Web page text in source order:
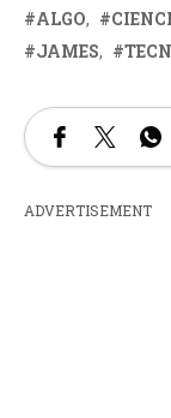
ALGO
JAMES
ADVERTISEMENT